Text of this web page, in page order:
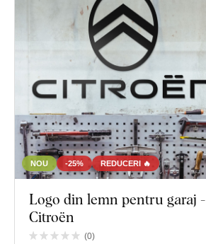
Orientare
Culoare
Text propriu
Tehnologia producției
Exclusivitate
NOU -25% REDUCERI 🔥
Logo din lemn pentru garaj -
Citroën
(0)